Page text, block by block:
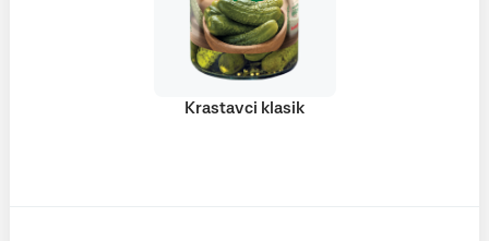
Krastavci klasik